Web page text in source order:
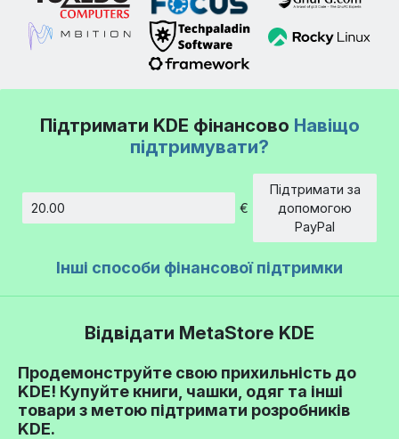
Підтримати KDE фінансово Навіщо
підтримувати?
€
Підтримати за
допомогою
PayPal
Інші способи фінансової підтримки
Відвідати MetaStore KDE
Продемонструйте свою прихильність до
KDE! Купуйте книги, чашки, одяг та інші
товари з метою підтримати розробників
KDE.